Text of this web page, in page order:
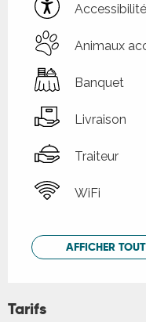
Accessibilité
Animaux
Banquet
Livraison
Traiteur
WiFi
AFFICHER
Tarifs